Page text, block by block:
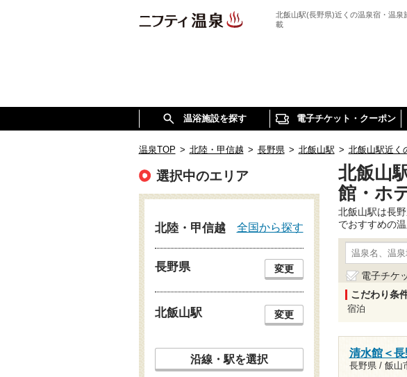
北飯山駅(長野県)近くの温泉宿・温
載
温浴施設を探す 電子チケット・クーポン
温泉TOP > 北陸・甲信越 > 長野県 > 北飯山駅 > 北飯山駅近く
北飯山
館・ホ
北飯山駅は長
でおすすめの
電子チケ
こだわり条
宿泊
清水館＜長
長野県 / 飯山
選択中のエリア
北陸・甲信越 全国から探す
長野県 変更
北飯山駅 変更
沿線・駅を選択